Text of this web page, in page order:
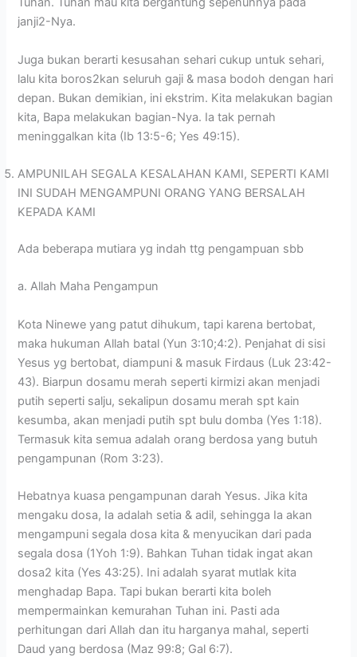
janji2-Nya.
Juga bukan berarti kesusahan sehari cukup untuk sehari,
lalu kita boros2kan seluruh gaji & masa bodoh dengan hari
depan. Bukan demikian, ini ekstrim. Kita melakukan bagian
kita, Bapa melakukan bagian-Nya. Ia tak pernah
meninggalkan kita (Ib 13:5-6; Yes 49:15).
AMPUNILAH SEGALA KESALAHAN KAMI, SEPERTI KAMI
INI SUDAH MENGAMPUNI ORANG YANG BERSALAH
KEPADA KAMI
Ada beberapa mutiara yg indah ttg pengampuan sbb
a. Allah Maha Pengampun
Kota Ninewe yang patut dihukum, tapi karena bertobat,
maka hukuman Allah batal (Yun 3:10;4:2). Penjahat di sisi
Yesus yg bertobat, diampuni & masuk Firdaus (Luk 23:42-
43). Biarpun dosamu merah seperti kirmizi akan menjadi
putih seperti salju, sekalipun dosamu merah spt kain
kesumba, akan menjadi putih spt bulu domba (Yes 1:18).
Termasuk kita semua adalah orang berdosa yang butuh
pengampunan (Rom 3:23).
Hebatnya kuasa pengampunan darah Yesus. Jika kita
mengaku dosa, Ia adalah setia & adil, sehingga Ia akan
mengampuni segala dosa kita & menyucikan dari pada
segala dosa (1Yoh 1:9). Bahkan Tuhan tidak ingat akan
dosa2 kita (Yes 43:25). Ini adalah syarat mutlak kita
menghadap Bapa. Tapi bukan berarti kita boleh
mempermainkan kemurahan Tuhan ini. Pasti ada
perhitungan dari Allah dan itu harganya mahal, seperti
Daud yang berdosa (Maz 99:8; Gal 6:7).